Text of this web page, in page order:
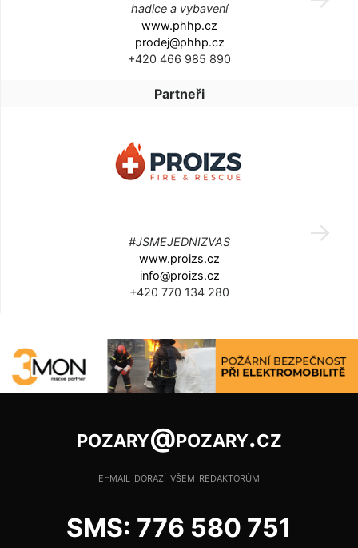
hadice a vybavení
www.phhp.cz
prodej@phhp.cz
+420 466 985 890
Partneři
#JSMEJEDNIZVAS
www.proizs.cz
info@proizs.cz
+420 770 134 280
pozary@pozary.cz
e-mail dorazí všem redaktorům
SMS: 776 580 751